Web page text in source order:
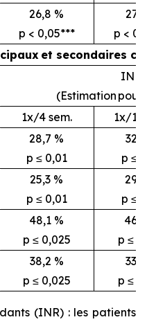
26,8 %
p < 0,05***
p <
et secondaires
INR*
(Estimation pour
1x/4 sem.
1x/12
28,7 %
p ≤ 0,01
p ≤
25,3 %
p ≤ 0,01
p ≤
48,1 %
p ≤ 0,025
p ≤
38,2 %
p ≤ 0,025
p ≤
(INR) : les patients